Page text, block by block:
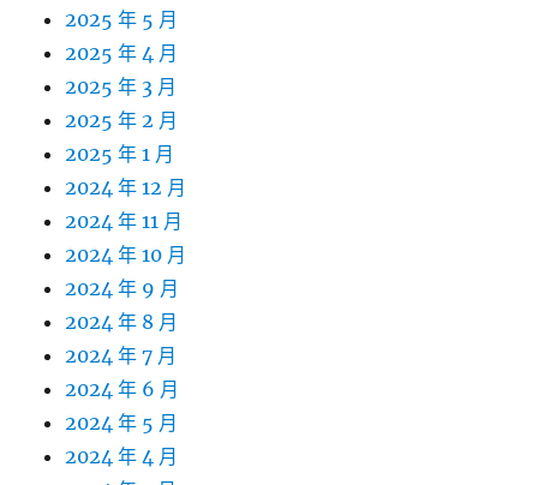
2025 年 5 月
2025 年 4 月
2025 年 3 月
2025 年 2 月
2025 年 1 月
2024 年 12 月
2024 年 11 月
2024 年 10 月
2024 年 9 月
2024 年 8 月
2024 年 7 月
2024 年 6 月
2024 年 5 月
2024 年 4 月